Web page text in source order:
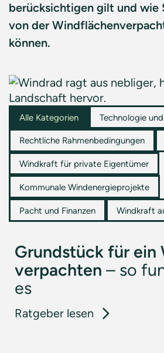
berücksichtigen gilt und wie
von der
können.
Alle Kategorien Technologie
Rechtliche Rahmenbedingungen
Windkraft für private Eigentümer
Kommunale Windenergieprojekte
Pacht und Finanzen Windkraft
Grundstück für ein
verpachten – so
es
Ratgeber lesen :